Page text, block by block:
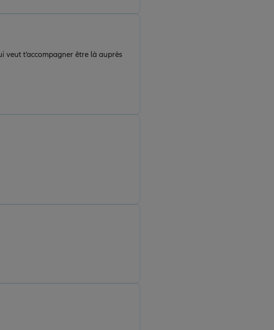
veut t’accompagner être là auprès